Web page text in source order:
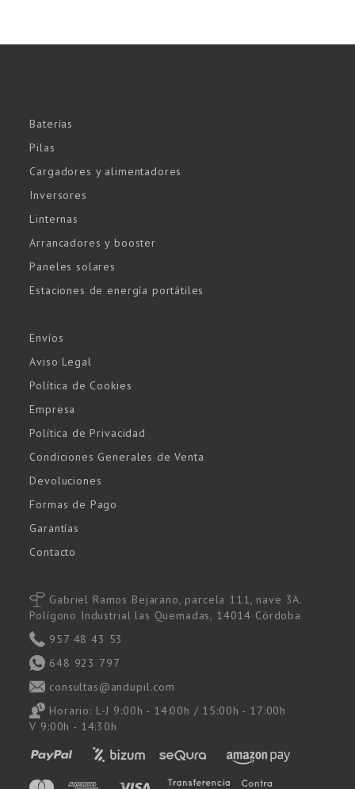
Baterías
Pilas
Cargadores y alimentadores
Inversores
Linternas
Arrancadores y booster
Paneles solares
Estaciones de energía portátiles
Envíos
Aviso Legal
Política de Cookies
Empresa
Política de Privacidad
Condiciones Generales de Venta
Devoluciones
Formas de Pago
Garantías
Contacto
Gabriel Ramos Bejarano, parcela 111, nave 3A.
Polígono Industrial las Quemadas, 14014 Córdoba
957 48 43 53
648 923 797
consultas@andupil.com
Horario: L-J 9:00h - 14:00h / 15:00h - 17:00h
V 9:00h - 14:30h